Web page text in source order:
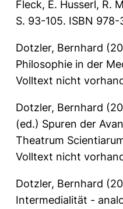
Fleck, E. Husserl, R.
S. 93-105. ISBN
Dotzler, Bernhard
Philosophie in der
Volltext nicht
Dotzler, Bernhard
(ed.) Spuren der
Theatrum
Volltext nicht
Dotzler, Bernhard
Intermedialität -